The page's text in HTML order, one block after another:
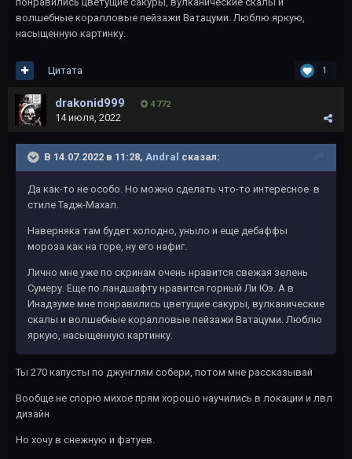
волшебные коралловые пейзажи Ватацуми. Люблю яркую,
насыщенную картинку.
1
Цитата
drakonid999 4 772
14 июля, 2022
В 14.07.2022 в 11:28, Andral сказал:
Да как-то не особо. Но можно сделать что-то интересное в
стиле Тадж-Махал.
Наверняка там будет холодно, уныло и еще дебаффы
мороза как на горе, ну его нафиг.
Лично мне уже по скринам очень нравится свежая зелень
Сумеру. Еще по ландшафту нравится горный Ли Юэ. А в
Инадзуме мне понравились цветущие сакуры, вулканические
скалы и волшебные коралловые пейзажи Ватацуми. Люблю
яркую, насыщенную картинку.
Ты 270 капусты по джунглям собери, потом мне рассказывай
Вообще не спорю михое прям хорошо научились в локации и лвл
дизайн
Но хочу в снежную и фатуев.